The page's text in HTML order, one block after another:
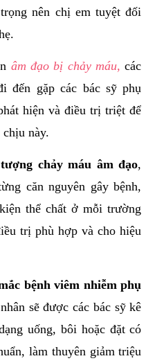
nên chị em tuyệt đối
âm đạo bị chảy máu, các
đến gặp các bác sỹ phụ
hiện và điều trị triệt để
này.
chảy máu âm đạo,
căn nguyên gây bệnh,
thể chất ở mỗi trường
trị phù hợp và cho hiệu
bệnh viêm nhiễm phụ
sẽ được các bác sỹ kê
uống, bôi hoặc đặt có
làm thuyên giảm triệu